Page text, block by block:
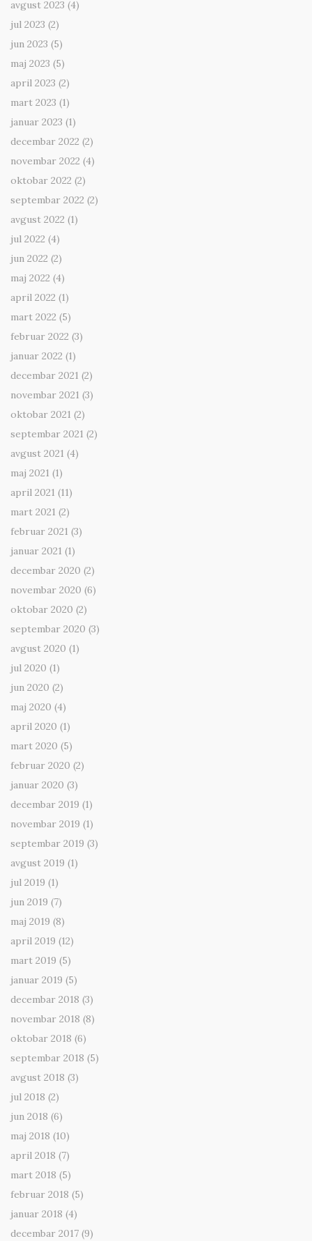
avgust 2023 (4)
jul 2023 (2)
jun 2023 (5)
maj 2023 (5)
april 2023 (2)
mart 2023 (1)
januar 2023 (1)
decembar 2022 (2)
novembar 2022 (4)
oktobar 2022 (2)
septembar 2022 (2)
avgust 2022 (1)
jul 2022 (4)
jun 2022 (2)
maj 2022 (4)
april 2022 (1)
mart 2022 (5)
februar 2022 (3)
januar 2022 (1)
decembar 2021 (2)
novembar 2021 (3)
oktobar 2021 (2)
septembar 2021 (2)
avgust 2021 (4)
maj 2021 (1)
april 2021 (11)
mart 2021 (2)
februar 2021 (3)
januar 2021 (1)
decembar 2020 (2)
novembar 2020 (6)
oktobar 2020 (2)
septembar 2020 (3)
avgust 2020 (1)
jul 2020 (1)
jun 2020 (2)
maj 2020 (4)
april 2020 (1)
mart 2020 (5)
februar 2020 (2)
januar 2020 (3)
decembar 2019 (1)
novembar 2019 (1)
septembar 2019 (3)
avgust 2019 (1)
jul 2019 (1)
jun 2019 (7)
maj 2019 (8)
april 2019 (12)
mart 2019 (5)
januar 2019 (5)
decembar 2018 (3)
novembar 2018 (8)
oktobar 2018 (6)
septembar 2018 (5)
avgust 2018 (3)
jul 2018 (2)
jun 2018 (6)
maj 2018 (10)
april 2018 (7)
mart 2018 (5)
februar 2018 (5)
januar 2018 (4)
decembar 2017 (9)